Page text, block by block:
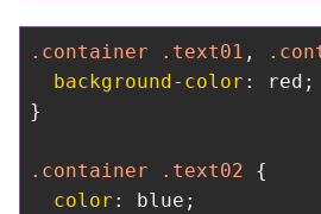
.container .text01 ,
background-color : red;
}
.container .text02 {
color : blue;